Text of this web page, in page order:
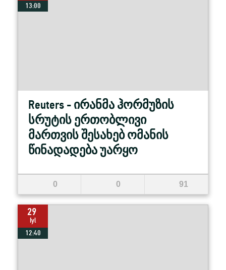
13:00
Reuters - ირანმა ჰორმუზის
სრუტის ერთობლივი
მართვის შესახებ ომანის
წინადადება უარყო
0 0 91
29
Iyl
12:40